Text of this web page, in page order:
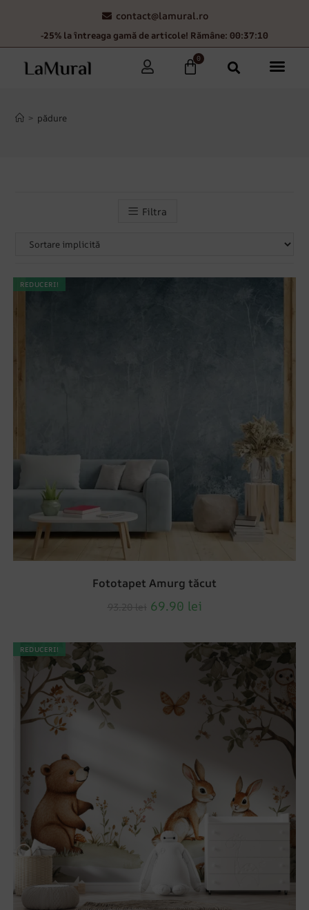
contact@lamural.ro
-25% la întreaga gamă de articole! Rămâne: 00:37:07
0
> pădure
Filtra
REDUCERI!
Fototapet Amurg tăcut
69.90 lei
REDUCERI!